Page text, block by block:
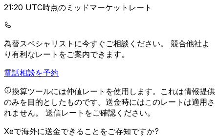
21:20 UTC時点のミッドマーケットレート
為替スペシャリストに今すぐご相談ください。 競合他社よ
り有利なレートをご案内できます。
電話相談を予約
換算ツールには仲値レートを使用します。これは情報提供
のみを目的としたものです。送金時にはこのレートは適用さ
れません。 送信レートをご確認ください。
Xeで海外に送金できることをご存知ですか?